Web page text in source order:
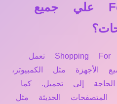
For Masquerade علي جميع
نعم، لعبة Shopping For Masquerade تعمل
الأجهزة مثل الكمبيوتر،
الحاجة إلى تحميل. كما
الحديثة مثل